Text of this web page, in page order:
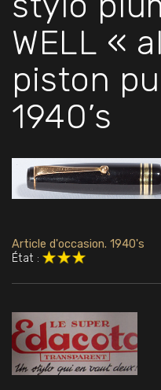
WELL «
piston
1940’s
Article d'occasion. 1940's
État :